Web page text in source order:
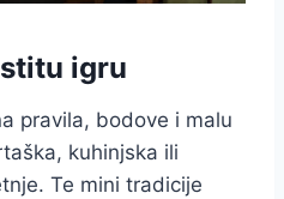
igru
pravila, bodove i malu
kuhinjska ili
Te mini tradicije